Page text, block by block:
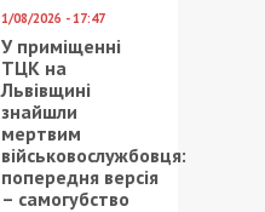
1/08/2026 - 17:47
У приміщенні
ТЦК на
Львівщині
знайшли
мертвим
військовослужбовця:
попередня версія
– самогубство